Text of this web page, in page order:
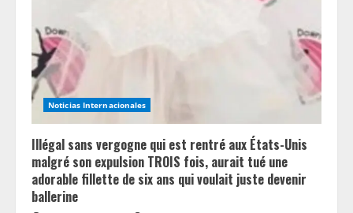
Noticias Internacionales
Illégal sans vergogne qui est rentré aux États-Unis
malgré son expulsion TROIS fois, aurait tué une
adorable fillette de six ans qui voulait juste devenir
ballerine